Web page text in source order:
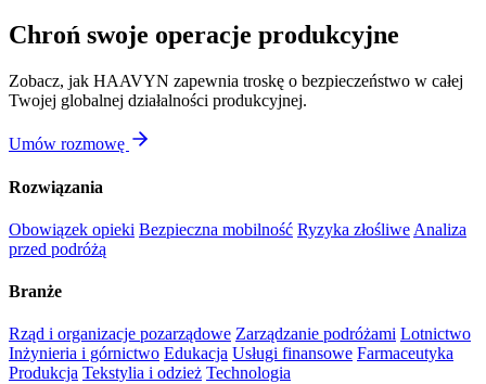
Chroń swoje operacje produkcyjne
Zobacz, jak HAAVYN zapewnia troskę o bezpieczeństwo w całej
Twojej globalnej działalności produkcyjnej.
Umów rozmowę
Rozwiązania
Obowiązek opieki Bezpieczna mobilność Ryzyka złośliwe Analiza
przed podróżą
Branże
Rząd i organizacje pozarządowe Zarządzanie podróżami Lotnictwo
Inżynieria i górnictwo Edukacja Usługi finansowe Farmaceutyka
Produkcja Tekstylia i odzież Technologia